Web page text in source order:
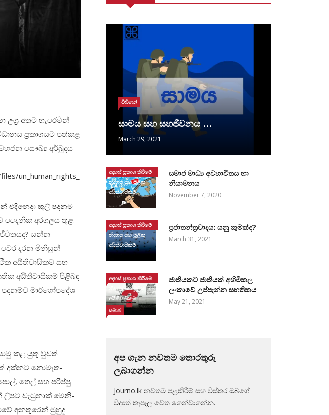
අතට හැරෙමින්
ප්‍රකාශයට පත්කළ
සෞඛ්‍ය අර්බුදය
un_human_rights_
එදිනෙදා කුලී පදනම
දෛනික අරගලය තුළ
ජීවිතයද? යන්න
දරන මිනිසුන්
අයිතිවාසිකම් සහ
අයිතිවාසිකම් පිළිබඳ
පදනම්ව මාර්ගෝපදේශ
කළ යුතු වුවත්
දක්නට නොමැත-
තෙල් සහ පරිප්පු
ලිපට වැටුනාක් මෙනි-
අනතුරෙන් මුහුදු
වීඩියෝ
සාමය සහ සහජීවනය …
March 29, 2021
අදහස් ප්‍රකාශ කිරීමේ
නිදහස සහ මූලික
අයිතිවාසිකම්
සමාජ මාධ්‍ය අවභාවිතය හා
නියාමනය
November 7, 2020
අදහස් ප්‍රකාශ කිරීමේ
නිදහස සහ මූලික
අයිතිවාසිකම්
ප්‍රජාතන්ත්‍රවාදය: යනු කුමක්ද?
March 31, 2021
අදහස් ප්‍රකාශ කිරීමේ
නිදහස සහ මූලික
අයිතිවාසිකම්
සමාජ
ජාතියකට ජාතියක් අහිමිකල
ලංකාවේ උප්පැන්න සහතිකය
May 21, 2021
අප ගැන නවතම තොරතුරු
ලබාගන්න
Journo.lk නවතම පළකිරීම් සහ විස්තර ඔබගේ
විද්‍යුත් තැපෑල වෙත ගෙන්වාගන්න.